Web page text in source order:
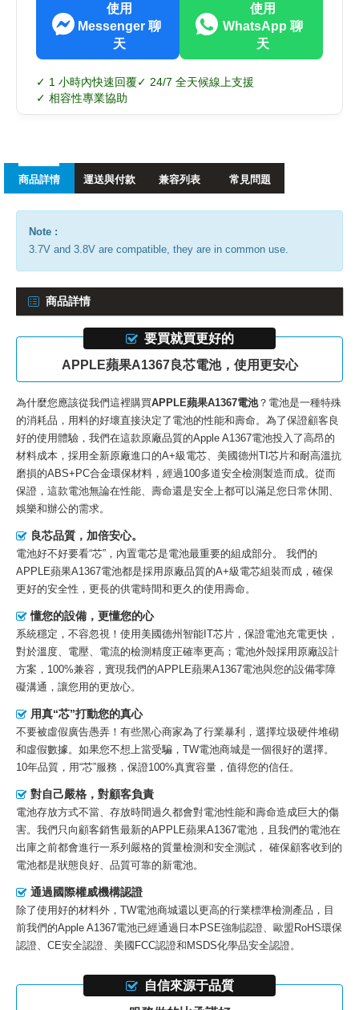
使用
Messenger 聊
天
使用
WhatsApp 聊
天
✓ 1 小時內快速回覆✓ 24/7 全天候線上支援
✓ 相容性專業協助
商品詳情 運送與付款 兼容列表 常見問題
Note :
3.7V and 3.8V are compatible, they are in common use.
商品詳情
要買就買更好的
APPLE蘋果A1367良芯電池，使用更安心
為什麼您應該從我們這裡購買APPLE蘋果A1367電池？電池是一種特殊
的消耗品，用料的好壞直接決定了電池的性能和壽命。為了保證顧客良
好的使用體驗，我們在這款原廠品質的Apple A1367電池投入了高昂的
材料成本，採用全新原廠進口的A+級電芯、美國德州TI芯片和耐高溫抗
磨損的ABS+PC合金環保材料，經過100多道安全檢測製造而成。從而
保證，這款電池無論在性能、壽命還是安全上都可以滿足您日常休閒、
娛樂和辦公的需求。
良芯品質，加倍安心。
電池好不好要看“芯”，內置電芯是電池最重要的組成部分。 我們的
APPLE蘋果A1367電池都是採用原廠品質的A+級電芯組裝而成，確保
更好的安全性，更長的供電時間和更久的使用壽命。
懂您的設備，更懂您的心
系統穩定，不容忽視！使用美國德州智能IT芯片，保證電池充電更快，
對於溫度、電壓、電流的檢測精度正確率更高；電池外殼採用原廠設計
方案，100%兼容，實現我們的APPLE蘋果A1367電池與您的設備零障
礙溝通，讓您用的更放心。
用真“芯”打動您的真心
不要被虛假廣告愚弄！有些黑心商家為了行業暴利，選擇垃圾硬件堆砌
和虛假數據。如果您不想上當受騙，TW電池商城是一個很好的選擇。
10年品質，用“芯”服務，保證100%真實容量，值得您的信任。
對自己嚴格，對顧客負責
電池存放方式不當、存放時間過久都會對電池性能和壽命造成巨大的傷
害。我們只向顧客銷售最新的APPLE蘋果A1367電池 ，且我們的電池在
出庫之前都會進行一系列嚴格的質量檢測和安全測試， 確保顧客收到的
電池都是狀態良好、品質可靠的新電池。
通過國際權威機構認證
除了使用好的材料外，TW電池商城還以更高的行業標準檢測產品，目
前我們的Apple A1367電池已經通過日本PSE強制認證、歐盟RoHS環保
認證、CE安全認證、美國FCC認證和MSDS化學品安全認證。
自信來源于品質